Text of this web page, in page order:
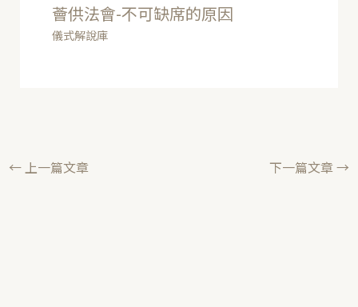
薈供法會-不可缺席的原因
儀式解說庫
←上一篇文章 下一篇文章→